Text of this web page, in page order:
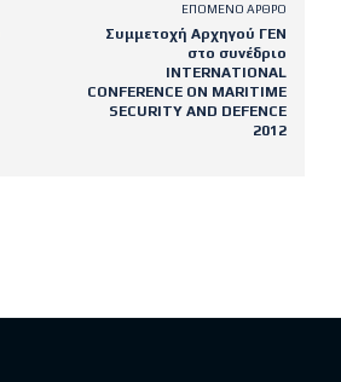
ΕΠΌΜΕΝΟ ΆΡΘΡΟ
Συμμετοχή Αρχηγού ΓΕΝ
στο συνέδριο
INTERNATIONAL
CONFERENCE ON MARITIME
SECURITY AND DEFENCE
2012